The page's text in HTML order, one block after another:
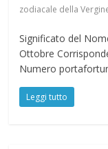
zodiacale della
Significato del
Ottobre
Numero
Leggi tutto